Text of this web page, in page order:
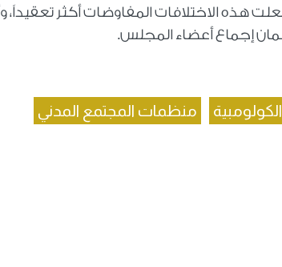
هذه الاختلافات المفاوضات أكثر تعقيداً،
إجماع أعضاء المجلس.
منظمات المجتمع المدني